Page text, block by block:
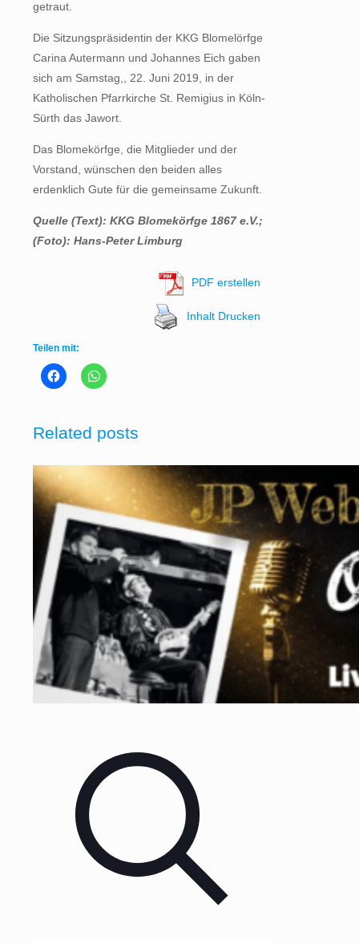
getraut.
Die Sitzungspräsidentin der KKG Blomelörfge
Carina Autermann und Johannes Eich gaben
sich am Samstag,, 22. Juni 2019, in der
Katholischen Pfarrkirche St. Remigius in Köln-
Sürth das Jawort.
Das Blomekörfge, die Mitglieder und der
Vorstand, wünschen den beiden alles
erdenklich Gute für die gemeinsame Zukunft.
Quelle (Text): KKG Blomekörfge 1867 e.V.;
(Foto): Hans-Peter Limburg
PDF erstellen
Inhalt Drucken
Teilen mit:
Related posts